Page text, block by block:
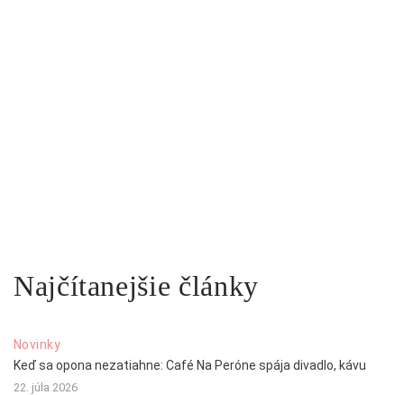
Najčítanejšie články
Novinky
Keď sa opona nezatiahne: Café Na Peróne spája divadlo, kávu
22. júla 2026